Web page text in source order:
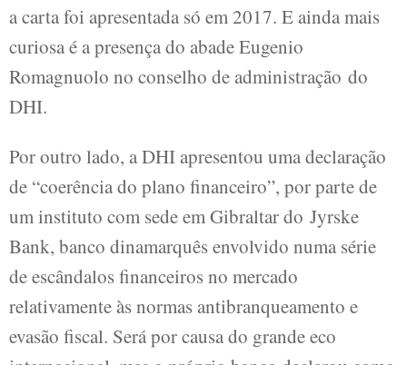
a carta foi apresentada só em 2017. E ainda mais
curiosa é a presença do abade Eugenio
Romagnuolo no conselho de administração do
DHI.
Por outro lado, a DHI apresentou uma declaração
de “coerência do plano financeiro”, por parte de
um instituto com sede em Gibraltar do Jyrske
Bank, banco dinamarquês envolvido numa série
de escândalos financeiros no mercado
relativamente às normas antibranqueamento e
evasão fiscal. Será por causa do grande eco